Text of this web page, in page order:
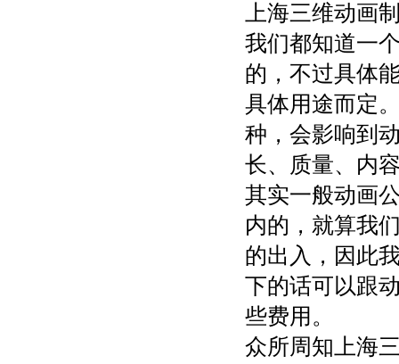
上海三维动画
我们都知道一
的，不过具体
具体用途而定
种，会影响到
长、质量、内
其实一般动画
内的，就算我
的出入，因此
下的话可以跟
些费用。
众所周知上海